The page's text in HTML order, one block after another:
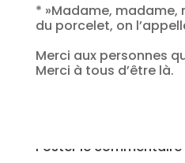
* »Madame, madame,
du porcelet, on
Merci aux personnes
Merci à tous d’être là.
Poster le commentaire